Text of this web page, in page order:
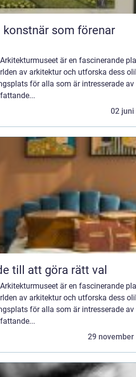
är en fascinerande
av arkitektur och utforska dess
för alla som är intresserade av
02 juni
till att göra rätt val
är en fascinerande
av arkitektur och utforska dess
för alla som är intresserade av
29 november